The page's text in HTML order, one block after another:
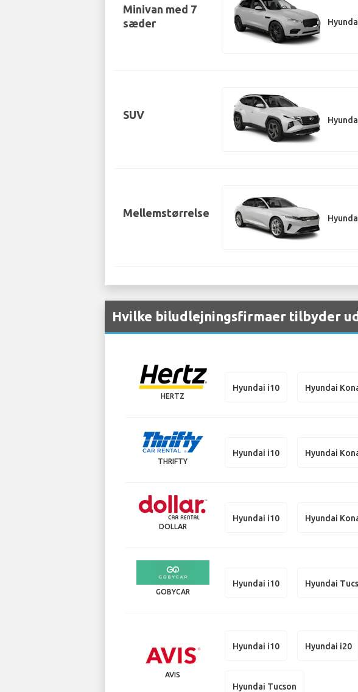
Minivan med 7
sæder
SUV
Mellemstørrelse
Hvilke biludlejningsfirmaer tilbyder
HERTZ
Hyundai i10 Hyundai
THRIFTY
Hyundai i10 Hyundai
DOLLAR
Hyundai i10 Hyundai
GOBYCAR
Hyundai i10 Hyundai
AVIS
Hyundai i10 Hyundai i20
Hyundai Tucson